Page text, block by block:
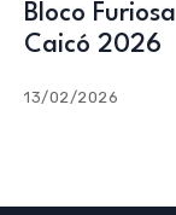
Bloco
Caicó 2026
13/02/2026